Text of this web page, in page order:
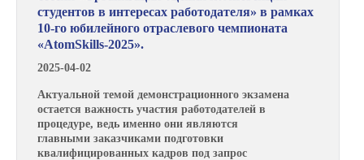
студентов в интересах работодателя» в рамках
10-го юбилейного отраслевого чемпионата
«AtomSkills-2025».
2025-04-02
Актуальной темой демонстрационного экзамена
остается важность участия работодателей в
процедуре, ведь именно они являются
главными заказчиками подготовки
квалифицированных кадров под запрос